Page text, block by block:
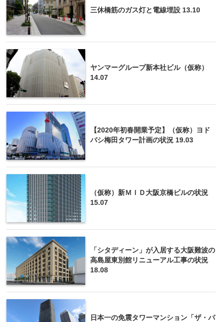
三休橋筋のガス灯と電線埋設 13.10
ヤンマーグループ新本社ビル（仮称）
14.07
【2020年初春開業予定】（仮称）ヨド
バシ梅田タワー計画の状況 19.03
（仮称）新ＭＩＤ大阪京橋ビルの状況
15.07
「シタディーン」が入居する大阪難波の
高島屋東別館リニューアル工事の状況
18.08
日本一の免震タワーマンション「ザ・パ